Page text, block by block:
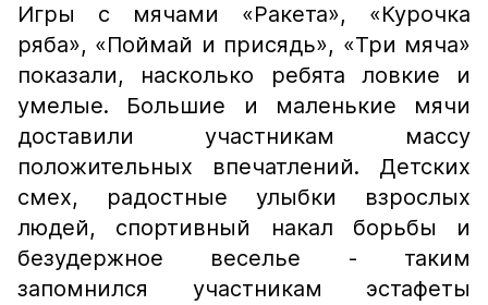
Игры с мячами «Ракета», «Курочка
ряба», «Поймай и присядь», «Три мяча»
показали, насколько ребята ловкие​ и
умелые. Большие и маленькие мячи
доставили участникам массу
положительных впечатлений. Детских
смех, радостные улыбки взрослых
людей, спортивный накал борьбы и
безудержное веселье - таким
запомнился участникам эстафеты